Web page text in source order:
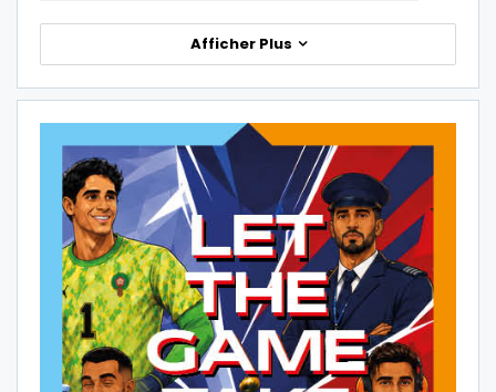
Afficher Plus